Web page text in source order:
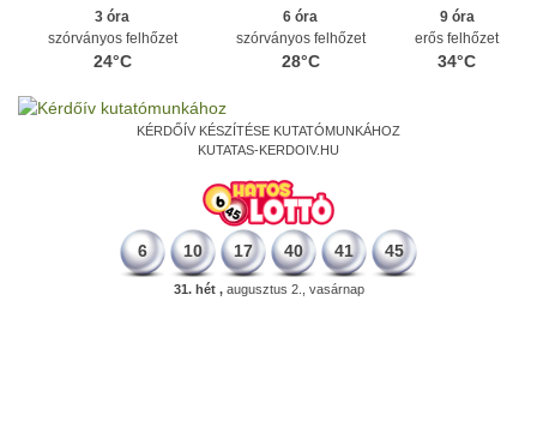
3 óra
szórványos felhőzet
24°C
6 óra
szórványos felhőzet
28°C
9 óra
erős felhőzet
34°C
KÉRDŐÍV KÉSZÍTÉSE KUTATÓMUNKÁHOZ
KUTATAS-KERDOIV.HU
6 10 17 40 41 45
31. hét ,augusztus 2., vasárnap